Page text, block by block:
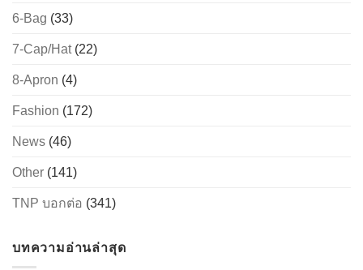
6-Bag (33)
7-Cap/Hat(22)
8-Apron (4)
Fashion (172)
News (46)
Other (141)
TNP บอกต่อ (341)
บทความอ่านล่าสุด